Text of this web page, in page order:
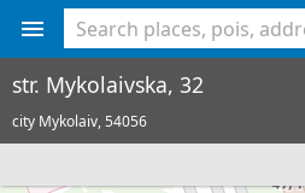
str. Mykolaivska, 32
city Mykolaiv,54056
<% console.log(hcard) %>